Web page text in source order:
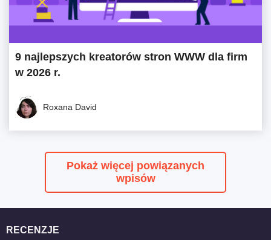
9 najlepszych kreatorów stron WWW dla firm
w 2026 r.
Roxana David
Pokaż więcej powiązanych
wpisów
RECENZJE